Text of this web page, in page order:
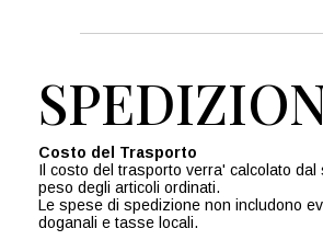
Costo del Trasporto
Il costo del trasporto verra' calcolato dal
peso degli articoli ordinati.
Le spese di spedizione non includono
doganali e tasse locali.